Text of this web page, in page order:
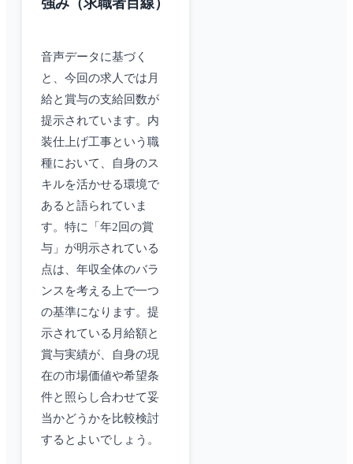
強み（求職者目線）
音声データに基づく
と、今回の求人では月
給と賞与の支給回数が
提示されています。内
装仕上げ工事という職
種において、自身のス
キルを活かせる環境で
あると語られていま
す。特に「年2回の賞
与」が明示されている
点は、年収全体のバラ
ンスを考える上で一つ
の基準になります。提
示されている月給額と
賞与実績が、自身の現
在の市場価値や希望条
件と照らし合わせて妥
当かどうかを比較検討
するとよいでしょう。